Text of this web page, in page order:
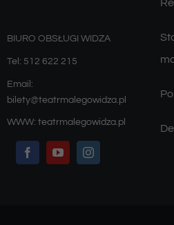
BIURO OBSŁUGI WIDZA
Tel: 512 622 215
Email:
bilety@teatrmalegowidza.pl
WWW: teatrmalegowidza.pl